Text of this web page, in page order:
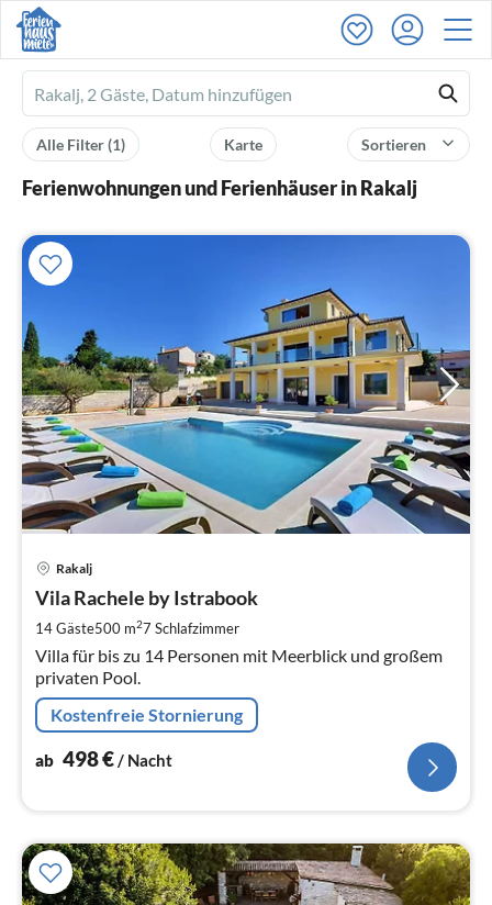
Ferienhausmiete
logo
Sortieren
Karte
Alle Filter(1)
Ferienwohnungen und Ferienhäuser in Rakalj
Rakalj
Vila Rachele by Istrabook
14 Gäste500 m27 Schlafzimmer
Villa für bis zu 14 Personen mit Meerblick und großem
privaten Pool.
Kostenfreie Stornierung
ab 498€/ Nacht